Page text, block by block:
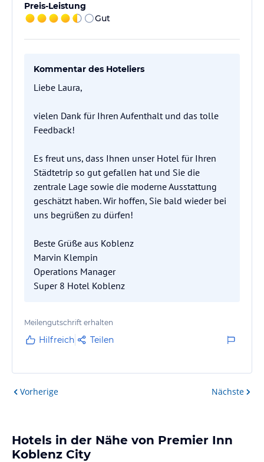
Preis-Leistung
Gut
Kommentar des Hoteliers
Liebe Laura,
vielen Dank für Ihren Aufenthalt und das tolle
Feedback!
Es freut uns, dass Ihnen unser Hotel für Ihren
Städtetrip so gut gefallen hat und Sie die
zentrale Lage sowie die moderne Ausstattung
geschätzt haben. Wir hoffen, Sie bald wieder bei
uns begrüßen zu dürfen!
Beste Grüße aus Koblenz
Marvin Klempin
Operations Manager
Super 8 Hotel Koblenz
Meilengutschrift erhalten
Hilfreich Teilen
Vorherige Nächste
Hotels in der Nähe von Premier Inn
Koblenz City